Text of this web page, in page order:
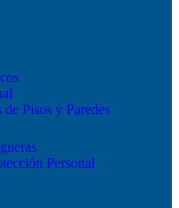
Pisos y Paredes
Personal